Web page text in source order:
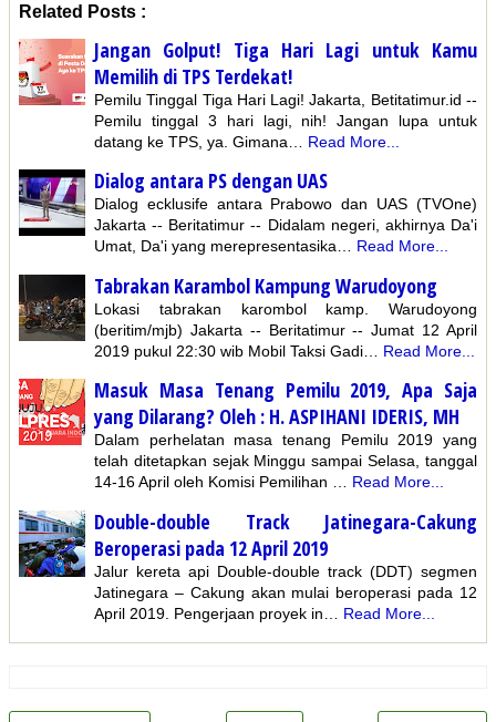
Related Posts :
Jangan Golput! Tiga Hari Lagi untuk Kamu
Memilih di TPS Terdekat!
Pemilu Tinggal Tiga Hari Lagi! Jakarta, Betitatimur.id --
Pemilu tinggal 3 hari lagi, nih! Jangan lupa untuk
datang ke TPS, ya. Gimana…
Read More...
Dialog antara PS dengan UAS
Dialog ecklusife antara Prabowo dan UAS (TVOne)
Jakarta -- Beritatimur -- Didalam negeri, akhirnya Da'i
Umat, Da'i yang merepresentasika… Read More...
Tabrakan Karambol Kampung Warudoyong
Lokasi tabrakan karombol kamp. Warudoyong
(beritim/mjb) Jakarta -- Beritatimur -- Jumat 12 April
2019 pukul 22:30 wib Mobil Taksi Gadi…
Read More...
Masuk Masa Tenang Pemilu 2019, Apa Saja
yang Dilarang? Oleh : H. ASPIHANI IDERIS, MH
Dalam perhelatan masa tenang Pemilu 2019 yang
telah ditetapkan sejak Minggu sampai Selasa, tanggal
14-16 April oleh Komisi Pemilihan … Read More...
Double-double Track Jatinegara-Cakung
Beroperasi pada 12 April 2019
Jalur kereta api Double-double track (DDT) segmen
Jatinegara – Cakung akan mulai beroperasi pada 12
April 2019. Pengerjaan proyek in…
Read More...